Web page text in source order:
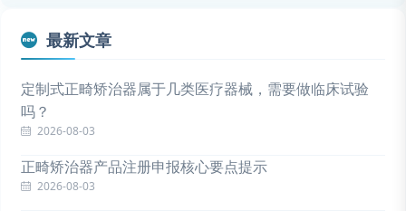
最新文章
定制式正畸矫治器属于几类医疗器械，需要做临床试验
吗？
2026-08-03
正畸矫治器产品注册申报核心要点提示
2026-08-03